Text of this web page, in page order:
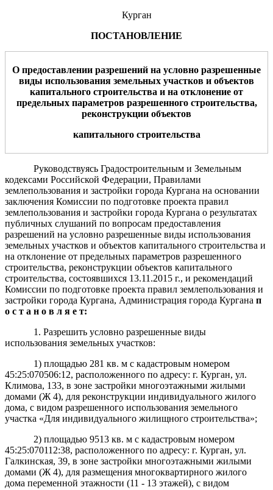
Курган
ПОСТАНОВЛЕНИЕ
О предоставлении разрешений на условно разрешенные
виды использования земельных участков и объектов
капитального строительства и на отклонение от
предельных параметров разрешенного строительства,
реконструкции объектов
капитального строительства
Руководствуясь Градостроительным и Земельным
кодексами Российской Федерации, Правилами
землепользования и застройки города Кургана на основании
заключения Комиссии по подготовке проекта правил
землепользования и застройки города Кургана о результатах
публичных слушаний по вопросам предоставления
разрешений на условно разрешенные виды использования
земельных участков и объектов капитального строительства и
на отклонение от предельных параметров разрешенного
строительства, реконструкции объектов капитального
строительства, состоявшихся 13.11.2015 г., и рекомендаций
Комиссии по подготовке проекта правил землепользования и
застройки города Кургана, Администрация города Кургана п
о с т а н о в л я е т:
1. Разрешить условно разрешенные виды
использования земельных участков:
1) площадью 281 кв. м с кадастровым номером
45:25:070506:12, расположенного по адресу: г. Курган, ул.
Климова, 133, в зоне застройки многоэтажными жилыми
домами (Ж 4), для реконструкции индивидуального жилого
дома, с видом разрешенного использования земельного
участка «Для индивидуального жилищного строительства»;
2) площадью 9513 кв. м с кадастровым номером
45:25:070112:38, расположенного по адресу: г. Курган, ул.
Галкинская, 39, в зоне застройки многоэтажными жилыми
домами (Ж 4), для размещения многоквартирного жилого
дома переменной этажности (11 - 13 этажей), с видом